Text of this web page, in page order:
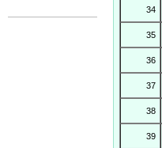
34
35
36
37
38
39